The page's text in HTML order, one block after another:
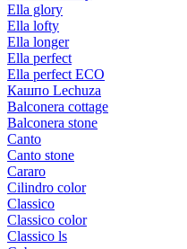
Ella glory
Ella lofty
Ella longer
Ella perfect
Ella perfect ECO
Кашпо Lechuza
Balconera cottage
Balconera stone
Canto
Canto stone
Cararo
Cilindro color
Classico
Classico color
Classico ls